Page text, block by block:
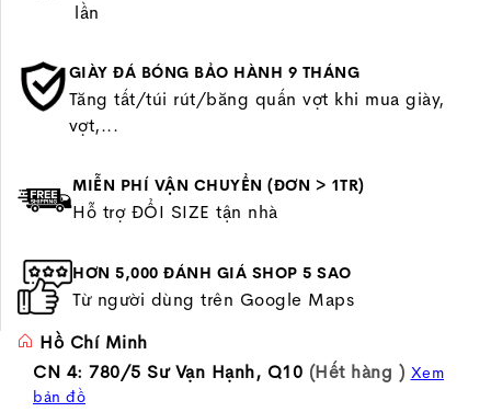
lần
GIÀY ĐÁ BÓNG BẢO HÀNH 9 THÁNG
Tăng tất/túi rút/băng quấn vợt khi mua giày,
vợt,...
MIỄN PHÍ VẬN CHUYỂN (ĐƠN > 1TR)
Hỗ trợ ĐỔI SIZE tận nhà
HƠN 5,000 ĐÁNH GIÁ SHOP 5 SAO
Từ người dùng trên Google Maps
Hồ Chí Minh
CN 4: 780/5 Sư Vạn Hạnh, Q10 (Hết hàng ) Xem
bản đồ